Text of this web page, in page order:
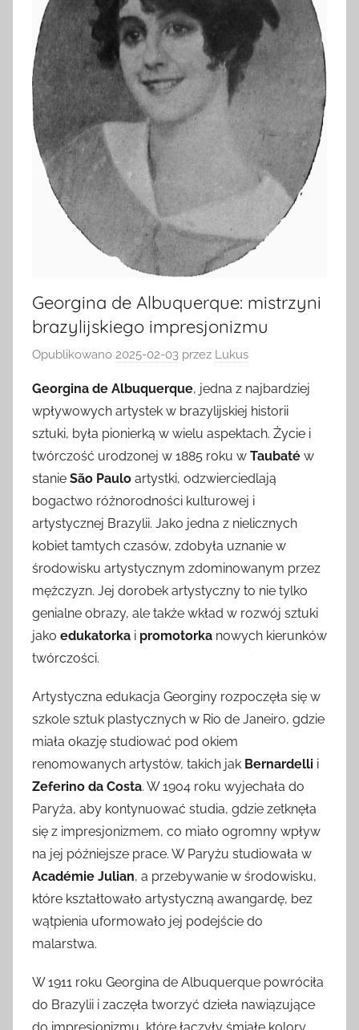
Georgina de Albuquerque: mistrzyni
brazylijskiego impresjonizmu
Opublikowano 2025-02-03 przez Lukus
Georgina de Albuquerque, jedna z najbardziej
wpływowych artystek w brazylijskiej historii
sztuki, była pionierką w wielu aspektach. Życie i
twórczość urodzonej w 1885 roku w Taubaté w
stanie São Paulo artystki, odzwierciedlają
bogactwo różnorodności kulturowej i
artystycznej Brazylii. Jako jedna z nielicznych
kobiet tamtych czasów, zdobyła uznanie w
środowisku artystycznym zdominowanym przez
mężczyzn. Jej dorobek artystyczny to nie tylko
genialne obrazy, ale także wkład w rozwój sztuki
jako edukatorka i promotorka nowych kierunków
twórczości.
Artystyczna edukacja Georginy rozpoczęła się w
szkole sztuk plastycznych w Rio de Janeiro, gdzie
miała okazję studiować pod okiem
renomowanych artystów, takich jak Bernardelli i
Zeferino da Costa. W 1904 roku wyjechała do
Paryża, aby kontynuować studia, gdzie zetknęła
się z impresjonizmem, co miało ogromny wpływ
na jej późniejsze prace. W Paryżu studiowała w
Académie Julian, a przebywanie w środowisku,
które kształtowało artystyczną awangardę, bez
wątpienia uformowało jej podejście do
malarstwa.
W 1911 roku Georgina de Albuquerque powróciła
do Brazylii i zaczęła tworzyć dzieła nawiązujące